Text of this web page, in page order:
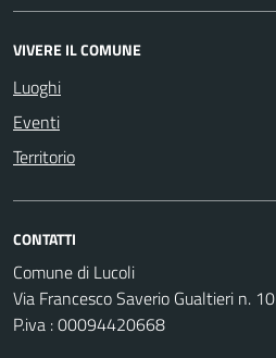
VIVERE IL COMUNE
Luoghi
Eventi
Territorio
CONTATTI
Comune di Lucoli
Via Francesco Saverio Gualtieri n. 10
P.iva : 00094420668